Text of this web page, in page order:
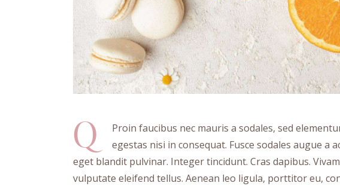
Q
Proin faucibus nec mauris a sodales, sed
egestas nisi in consequat. Fusce sodales augue a
eget blandit pulvinar. Integer tincidunt. Cras dapibus.
vulputate eleifend tellus. Aenean leo ligula, porttitor eu,